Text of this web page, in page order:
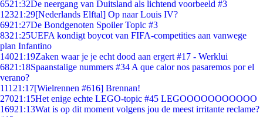
6521:32De neergang van Duitsland als lichtend voorbeeld #3
12321:29[Nederlands Elftal] Op naar Louis IV?
6921:27De Bondgenoten Spoiler Topic #3
8321:25UEFA kondigt boycot van FIFA-competities aan vanwege
plan Infantino
14021:19Zaken waar je je echt dood aan ergert #17 - Werklui
6821:18Spaanstalige nummers #34 A que calor nos pasaremos por el
verano?
111 21:17[Wielrennen #616] Brennan!
27021:15Het enige echte LEGO-topic #45 LEGOOOOOOOOOOO
16921:13Wat is op dit moment volgens jou de meest irritante reclame?